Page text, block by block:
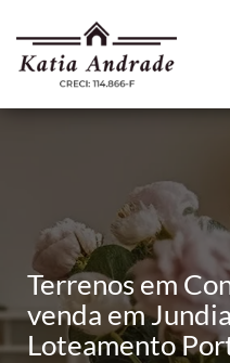
Terrenos em
venda em
Loteamento